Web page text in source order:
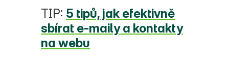
TIP: 5 tipů, jak efektivně
sbírat e‑maily a kontakty
na webu